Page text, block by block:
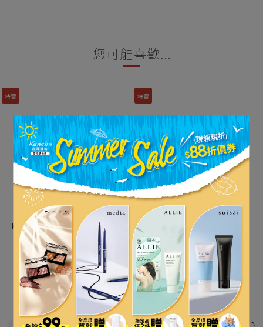
立即購買
您可能喜歡...
特賣
KATE 綻電光感雙色眼影盒(絕
版良品)
NT$99
NT$380
看其他 2 個選項
特賣
KATE 柔霧拿鐵眼彩蜜
NT$199
NT$400